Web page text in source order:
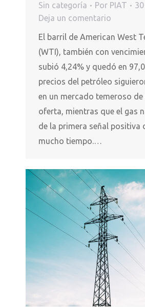
Sin categoría Por PIAT
Deja un comentario
El barril de American West
(WTI), también con
subió 4,24% y quedó en
precios del petróleo
en un mercado temeroso de
oferta, mientras que el gas
de la primera señal positiva
mucho tiempo.…